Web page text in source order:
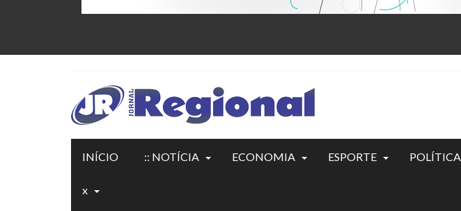
INÍCIO :: NOTÍCIA ECONOMIA ESPORTE POLÍTICA
x